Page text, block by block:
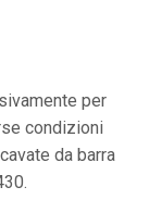
per
condizioni
da barra